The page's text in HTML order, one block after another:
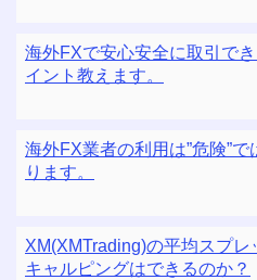
海外FXで安心安全に取引で
イント教えます。
海外FX業者の利用は”危険”
ります。
XM(XMTrading)の平均スプ
キャルピングはできるのか？